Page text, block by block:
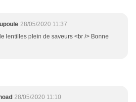
28/05/2020 11:37
lentilles plein de saveurs <br /> Bonne
28/05/2020 11:10